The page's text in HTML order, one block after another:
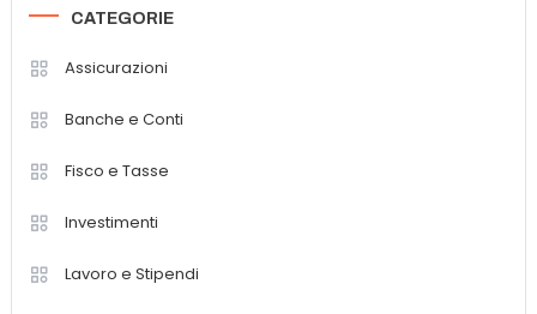
CATEGORIE
Assicurazioni
Banche e Conti
Fisco e Tasse
Investimenti
Lavoro e Stipendi